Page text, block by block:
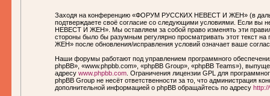
Заходя на конференцию «ФОРУМ РУССКИХ НЕВЕСТ И ЖЕН» (в
подтверждаете своё согласие со следующими условиями. Если
НЕВЕСТ И ЖЕН». Мы оставляем за собой право изменять эти
стороны было бы разумным регулярно просматривать этот текст
ЖЕН» после обновления/исправления условий означает ваше
Наши форумы работают под управлением программного
phpBB», «www.phpbb.com», «phpBB Group», «phpBB Teams»),
адресу www.phpbb.com . Ограничения лицензии GPL для
phpBB Group не несёт ответственности за то, что администрация
дополнительной информацией о phpBB обращайтесь по адресу